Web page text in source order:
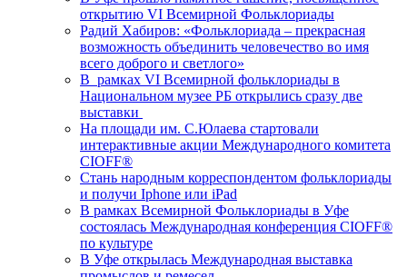
открытию VI Всемирной Фольклориады
Радий Хабиров: «Фольклориада – прекрасная
возможность объединить человечество во имя
всего доброго и светлого»
В рамках VI Всемирной фольклориады в
Национальном музее РБ открылись сразу две
выставки
На площади им. С.Юлаева стартовали
интерактивные акции Международного комитета
CIOFF®️
Стань народным корреспондентом фольклориады
и получи Iphone или iPad
В рамках Всемирной Фольклориады в Уфе
состоялась Международная конференция CIOFF®️
по культуре
В Уфе открылась Международная выставка